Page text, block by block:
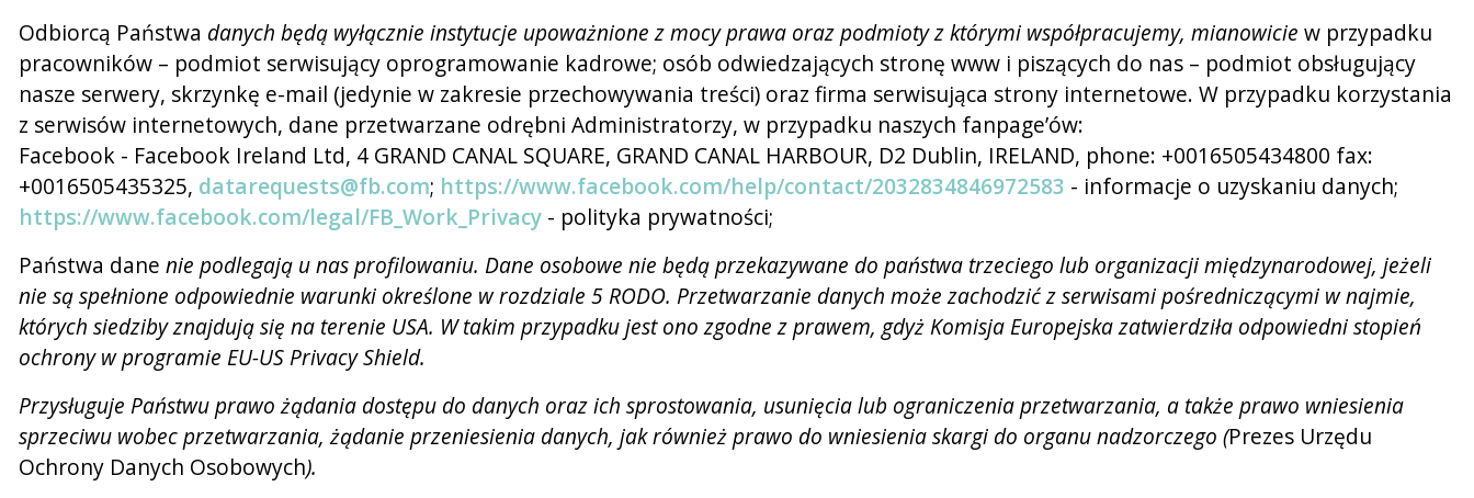
Odbiorcą Państwa danych będą wyłącznie instytucje upoważnione z mocy prawa oraz podmioty z którymi współpracujemy, mianowicie w przypadku
pracowników – podmiot serwisujący oprogramowanie kadrowe; osób odwiedzających stronę www i piszących do nas – podmiot obsługujący
nasze serwery, skrzynkę e-mail (jedynie w zakresie przechowywania treści) oraz firma serwisująca strony internetowe. W przypadku korzystania
z serwisów internetowych, dane przetwarzane odrębni Administratorzy, w przypadku naszych fanpage’ów:
Facebook - Facebook Ireland Ltd, 4 GRAND CANAL SQUARE, GRAND CANAL HARBOUR, D2 Dublin, IRELAND, phone: +0016505434800 fax:
+0016505435325, datarequests@fb.com; https://www.facebook.com/help/contact/2032834846972583 - informacje o uzyskaniu danych;
https://www.facebook.com/legal/FB_Work_Privacy - polityka prywatności;
Państwa dane nie podlegają u nas profilowaniu. Dane osobowe nie będą przekazywane do państwa trzeciego lub organizacji międzynarodowej, jeżeli
nie są spełnione odpowiednie warunki określone w rozdziale 5 RODO. Przetwarzanie danych może zachodzić z serwisami pośredniczącymi w najmie,
których siedziby znajdują się na terenie USA. W takim przypadku jest ono zgodne z prawem, gdyż Komisja Europejska zatwierdziła odpowiedni stopień
ochrony w programie EU-US Privacy Shield.
Przysługuje Państwu prawo żądania dostępu do danych oraz ich sprostowania, usunięcia lub ograniczenia przetwarzania, a także prawo wniesienia
sprzeciwu wobec przetwarzania, żądanie przeniesienia danych, jak również prawo do wniesienia skargi do organu nadzorczego (Prezes Urzędu
Ochrony Danych Osobowych).